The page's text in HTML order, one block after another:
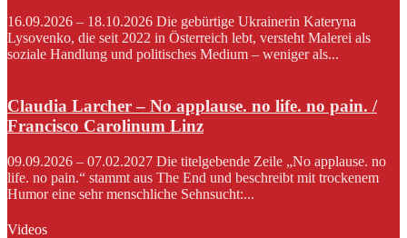
16.09.2026 – 18.10.2026 Die gebürtige Ukrainerin Kateryna
Lysovenko, die seit 2022 in Österreich lebt, versteht Malerei als
soziale Handlung und politisches Medium – weniger als...
Claudia Larcher – No applause. no life. no pain. /
Francisco Carolinum Linz
09.09.2026 – 07.02.2027 Die titelgebende Zeile „No applause. no
life. no pain.“ stammt aus The End und beschreibt mit trockenem
Humor eine sehr menschliche Sehnsucht:...
Videos